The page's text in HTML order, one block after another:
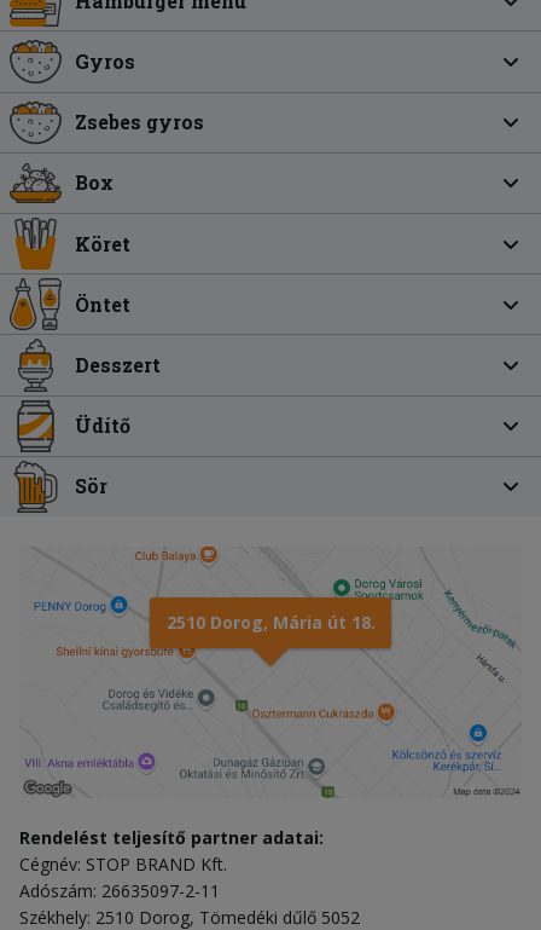
Gyros
Zsebes gyros
Box
Köret
Öntet
Desszert
Üdítő
Sör
2510 Dorog, Mária út 18.
Rendelést teljesítő partner adatai:
Cégnév: STOP BRAND Kft.
Adószám: 26635097-2-11
Székhely: 2510 Dorog, Tömedéki dűlő 5052